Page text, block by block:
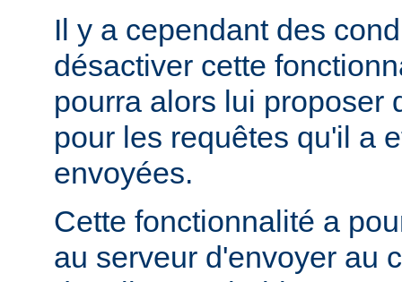
Il y a cependant des
désactiver cette
pourra alors lui proposer
pour les requêtes qu'il a
envoyées.
Cette fonctionnalité a
au serveur d'envoyer au